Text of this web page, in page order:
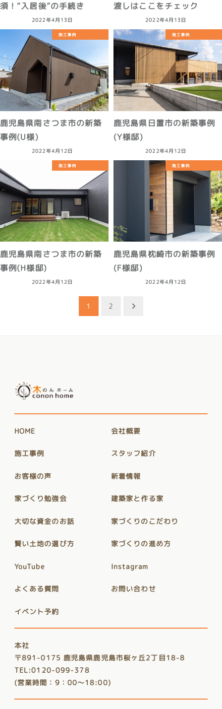
須！“入居後”の手続き
2022年4月13日
渡しはここをチェック
2022年4月13日
施工事例
鹿児島県南さつま市の新築
事例(U様)
2022年4月12日
施工事例
鹿児島県日置市の新築事例
(Y様邸)
2022年4月12日
施工事例
鹿児島県南さつま市の新築
事例(H様邸)
2022年4月12日
施工事例
鹿児島県枕崎市の新築事例
(F様邸)
2022年4月12日
1 2
HOME 会社概要
施工事例 スタッフ紹介
お客様の声 新着情報
家づくり勉強会 建築家と作る家
大切な資金のお話 家づくりのこだわり
賢い土地の選び方 家づくりの進め方
YouTube Instagram
よくある質問 お問い合わせ
イベント予約
本社
〒891-0175 鹿児島県鹿児島市桜ヶ丘2丁目18-8
TEL:0120-099-378
(営業時間：9：00～18:00)